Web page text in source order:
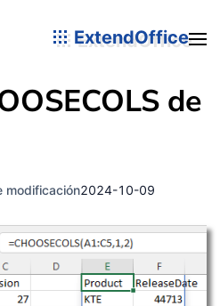
ExtendOffice
de
modificación2024-10-09